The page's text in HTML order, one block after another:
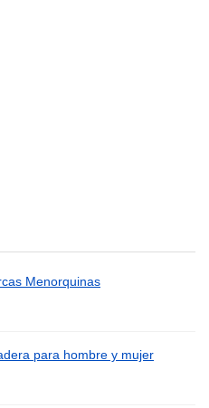
Menorquinas
para hombre y mujer